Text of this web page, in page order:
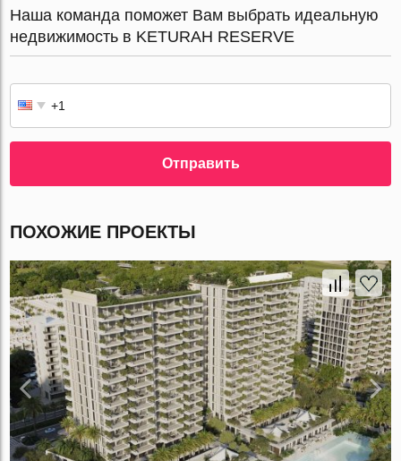
Наша команда поможет Вам выбрать идеальную
недвижимость в KETURAH RESERVE
Отправить
ПОХОЖИЕ ПРОЕКТЫ